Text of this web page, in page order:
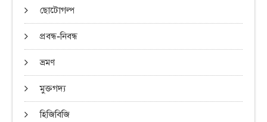
ছোটোগল্প
প্রবন্ধ-নিবন্ধ
ভ্রমণ
মুক্তগদ্য
হিজিবিজি